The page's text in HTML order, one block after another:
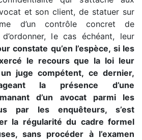
et son client, de statuer sur
d’un contrôle concret de
le cas échéant, leur
constate qu’en l’espèce, si les
le recours que la loi leur
juge compétent, ce dernier,
la présence d’une
d’un avocat parmi les
par les enquêteurs, s’est
la régularité du cadre formel
sans procéder à l’examen